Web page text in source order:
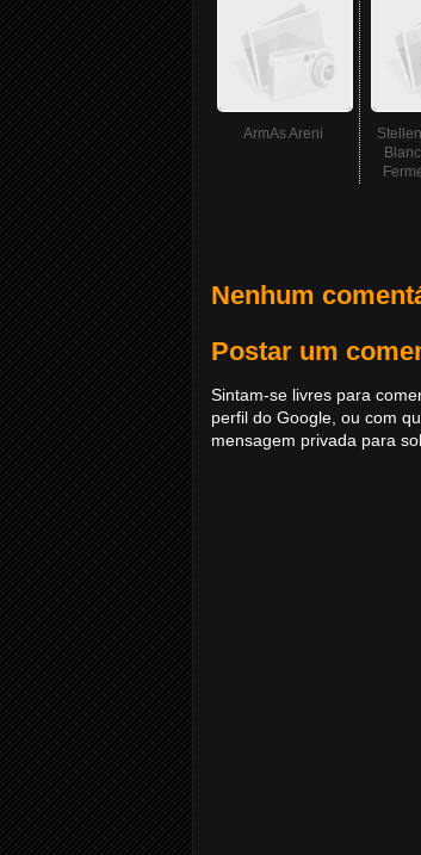
ArmAs Areni
Nenhum
Postar um
Sintam-se livres para
perfil do Google, ou com
mensagem privada para